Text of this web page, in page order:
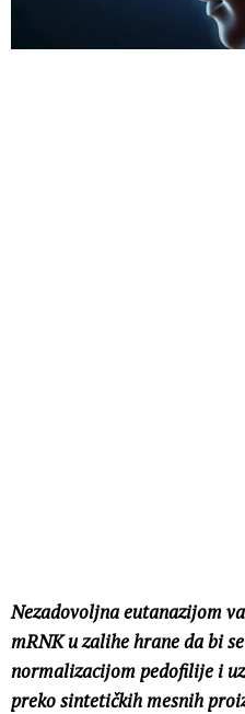
Nezadovoljna eutanazijom
mRNK u zalihe hrane da bi
normalizacijom pedofilije i
preko sintetičkih mesnih